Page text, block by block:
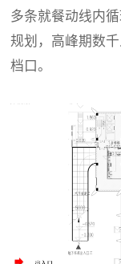
多条就餐动线内
规划，高峰期数
档口。